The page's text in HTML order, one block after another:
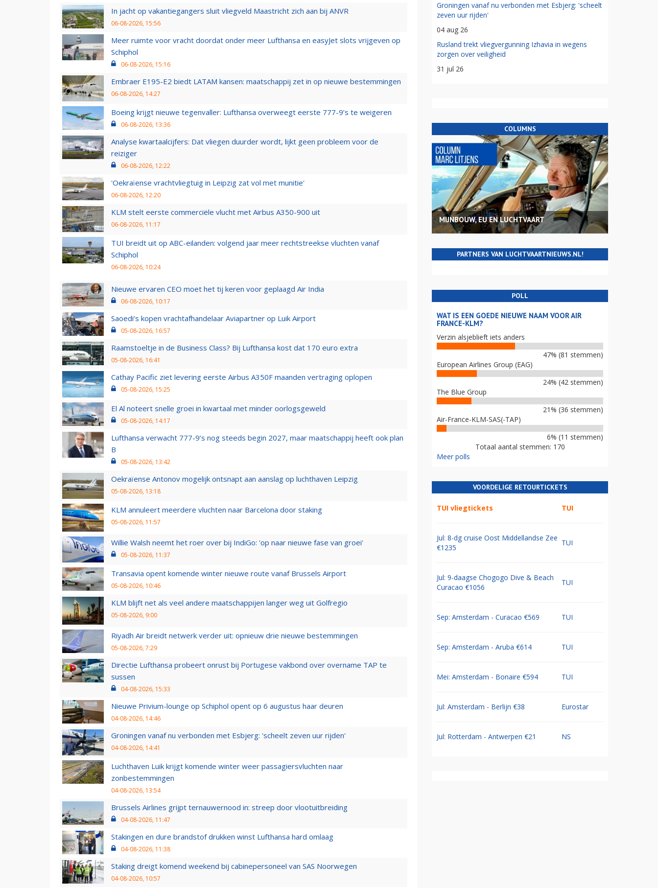
In jacht op vakantiegangers sluit vliegveld Maastricht zich aan bij ANVR
06-08-2026, 15:56
Meer ruimte voor vracht doordat onder meer Lufthansa en easyJet slots vrijgeven op
Schiphol
06-08-2026, 15:16
Embraer E195-E2 biedt LATAM kansen: maatschappij zet in op nieuwe bestemmingen
06-08-2026, 14:27
Boeing krijgt nieuwe tegenvaller: Lufthansa overweegt eerste 777-9’s te weigeren
06-08-2026, 13:36
Analyse kwartaalcijfers: Dat vliegen duurder wordt, lijkt geen probleem voor de
reiziger
06-08-2026, 12:22
'Oekraïense vrachtvliegtuig in Leipzig zat vol met munitie'
06-08-2026, 12:20
KLM stelt eerste commerciële vlucht met Airbus A350-900 uit
06-08-2026, 11:17
TUI breidt uit op ABC-eilanden: volgend jaar meer rechtstreekse vluchten vanaf
Schiphol
06-08-2026, 10:24
Nieuwe ervaren CEO moet het tij keren voor geplaagd Air India
06-08-2026, 10:17
Saoedi’s kopen vrachtafhandelaar Aviapartner op Luik Airport
05-08-2026, 16:57
Raamstoeltje in de Business Class? Bij Lufthansa kost dat 170 euro extra
05-08-2026, 16:41
Cathay Pacific ziet levering eerste Airbus A350F maanden vertraging oplopen
05-08-2026, 15:25
El Al noteert snelle groei in kwartaal met minder oorlogsgeweld
05-08-2026, 14:17
Lufthansa verwacht 777-9’s nog steeds begin 2027, maar maatschappij heeft ook plan
B
05-08-2026, 13:42
Oekraïense Antonov mogelijk ontsnapt aan aanslag op luchthaven Leipzig
05-08-2026, 13:18
KLM annuleert meerdere vluchten naar Barcelona door staking
05-08-2026, 11:57
Willie Walsh neemt het roer over bij IndiGo: 'op naar nieuwe fase van groei'
05-08-2026, 11:37
Transavia opent komende winter nieuwe route vanaf Brussels Airport
05-08-2026, 10:46
KLM blijft net als veel andere maatschappijen langer weg uit Golfregio
05-08-2026, 9:00
Riyadh Air breidt netwerk verder uit: opnieuw drie nieuwe bestemmingen
05-08-2026, 7:29
Directie Lufthansa probeert onrust bij Portugese vakbond over overname TAP te
sussen
04-08-2026, 15:33
Nieuwe Privium-lounge op Schiphol opent op 6 augustus haar deuren
04-08-2026, 14:46
Groningen vanaf nu verbonden met Esbjerg: 'scheelt zeven uur rijden'
04-08-2026, 14:41
Luchthaven Luik krijgt komende winter weer passagiersvluchten naar
zonbestemmingen
04-08-2026, 13:54
Brussels Airlines grijpt ternauwernood in: streep door vlootuitbreiding
04-08-2026, 11:47
Stakingen en dure brandstof drukken winst Lufthansa hard omlaag
04-08-2026, 11:38
Staking dreigt komend weekend bij cabinepersoneel van SAS Noorwegen
04-08-2026, 10:57
Groningen vanaf nu verbonden met Esbjerg: 'scheelt
zeven uur rijden'
04 aug 26
Rusland trekt vliegvergunning Izhavia in wegens
zorgen over veiligheid
31 jul 26
COLUMNS
MIJNBOUW, EU EN LUCHTVAART
PARTNERS VAN LUCHTVAARTNIEUWS.NL!
POLL
WAT IS EEN GOEDE NIEUWE NAAM VOOR AIR
FRANCE-KLM?
Verzin alsjeblieft iets anders
47% (81 stemmen)
European Airlines Group (EAG)
24% (42 stemmen)
The Blue Group
21% (36 stemmen)
Air-France-KLM-SAS(-TAP)
6% (11 stemmen)
Totaal aantal stemmen: 170
Meer polls
VOORDELIGE RETOURTICKETS
TUI vliegtickets TUI
Jul: 8-dg cruise Oost Middellandse Zee
€1235
TUI
Jul: 9-daagse Chogogo Dive & Beach
Curacao €1056
TUI
Sep: Amsterdam - Curacao €569 TUI
Sep: Amsterdam - Aruba €614 TUI
Mei: Amsterdam - Bonaire €594 TUI
Jul: Amsterdam - Berlijn €38 Eurostar
Jul: Rotterdam - Antwerpen €21 NS